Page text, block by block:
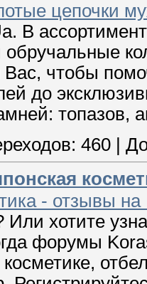
цепочки
В
обручальные
Вас, чтобы
до
топазов,
460
- отзывы
Или хотите
форумы